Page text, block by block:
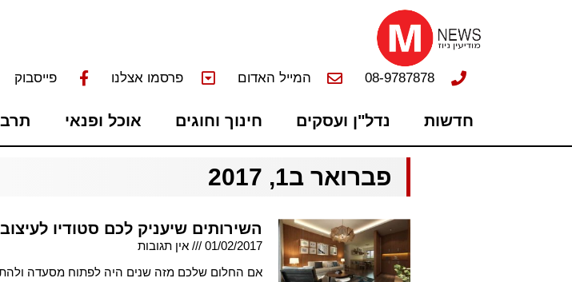
08-9787878 המייל האדום פרסמו אצלנו פייסבוק
חדשות נדל"ן ועסקים חינוך וחוגים אוכל ופנאי
פברואר ב1, 2017
השירותים שיעניק לכם סטודיו
01/02/2017
אין תגובות
אם החלום שלכם מזה שנים היה לפתוח מסעדה